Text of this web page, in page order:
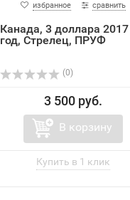
избранное сравнить
Канада, 3 доллара 2017
год, Стрелец, ПРУФ
(0)
3 500 руб.
В корзину